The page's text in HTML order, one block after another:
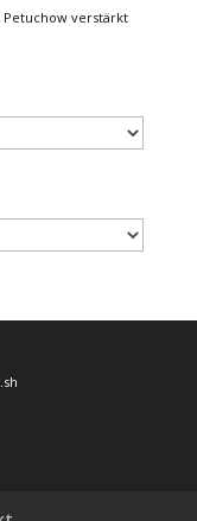
Petuchow verstärkt